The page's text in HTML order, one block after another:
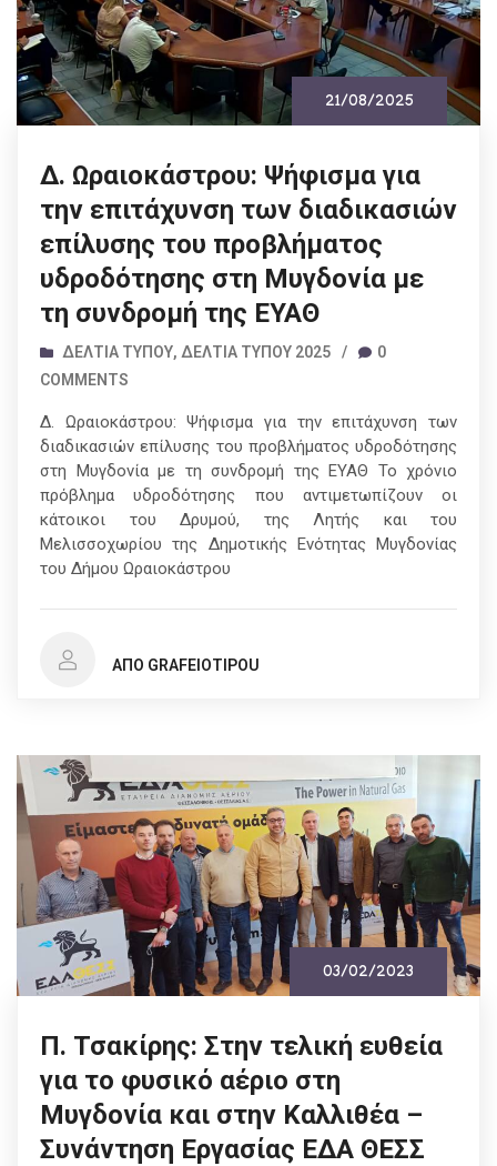
21/08/2025
Δ. Ωραιοκάστρου: Ψήφισμα για
την επιτάχυνση των διαδικασιών
επίλυσης του προβλήματος
υδροδότησης στη Μυγδονία με
τη συνδρομή της ΕΥΑΘ
ΔΕΛΤΊΑ ΤΎΠΟΥ, ΔΕΛΤΊΑ ΤΎΠΟΥ 2025 /
0
COMMENTS
Δ. Ωραιοκάστρου: Ψήφισμα για την επιτάχυνση των
διαδικασιών επίλυσης του προβλήματος υδροδότησης
στη Μυγδονία με τη συνδρομή της ΕΥΑΘ Το χρόνιο
πρόβλημα υδροδότησης που αντιμετωπίζουν οι
κάτοικοι του Δρυμού, της Λητής και του
Μελισσοχωρίου της Δημοτικής Ενότητας Μυγδονίας
του Δήμου Ωραιοκάστρου
ΑΠΌ GRAFEIOTIPOU
03/02/2023
Π. Τσακίρης: Στην τελική ευθεία
για το φυσικό αέριο στη
Μυγδονία και στην Καλλιθέα –
Συνάντηση Εργασίας ΕΔΑ ΘΕΣΣ